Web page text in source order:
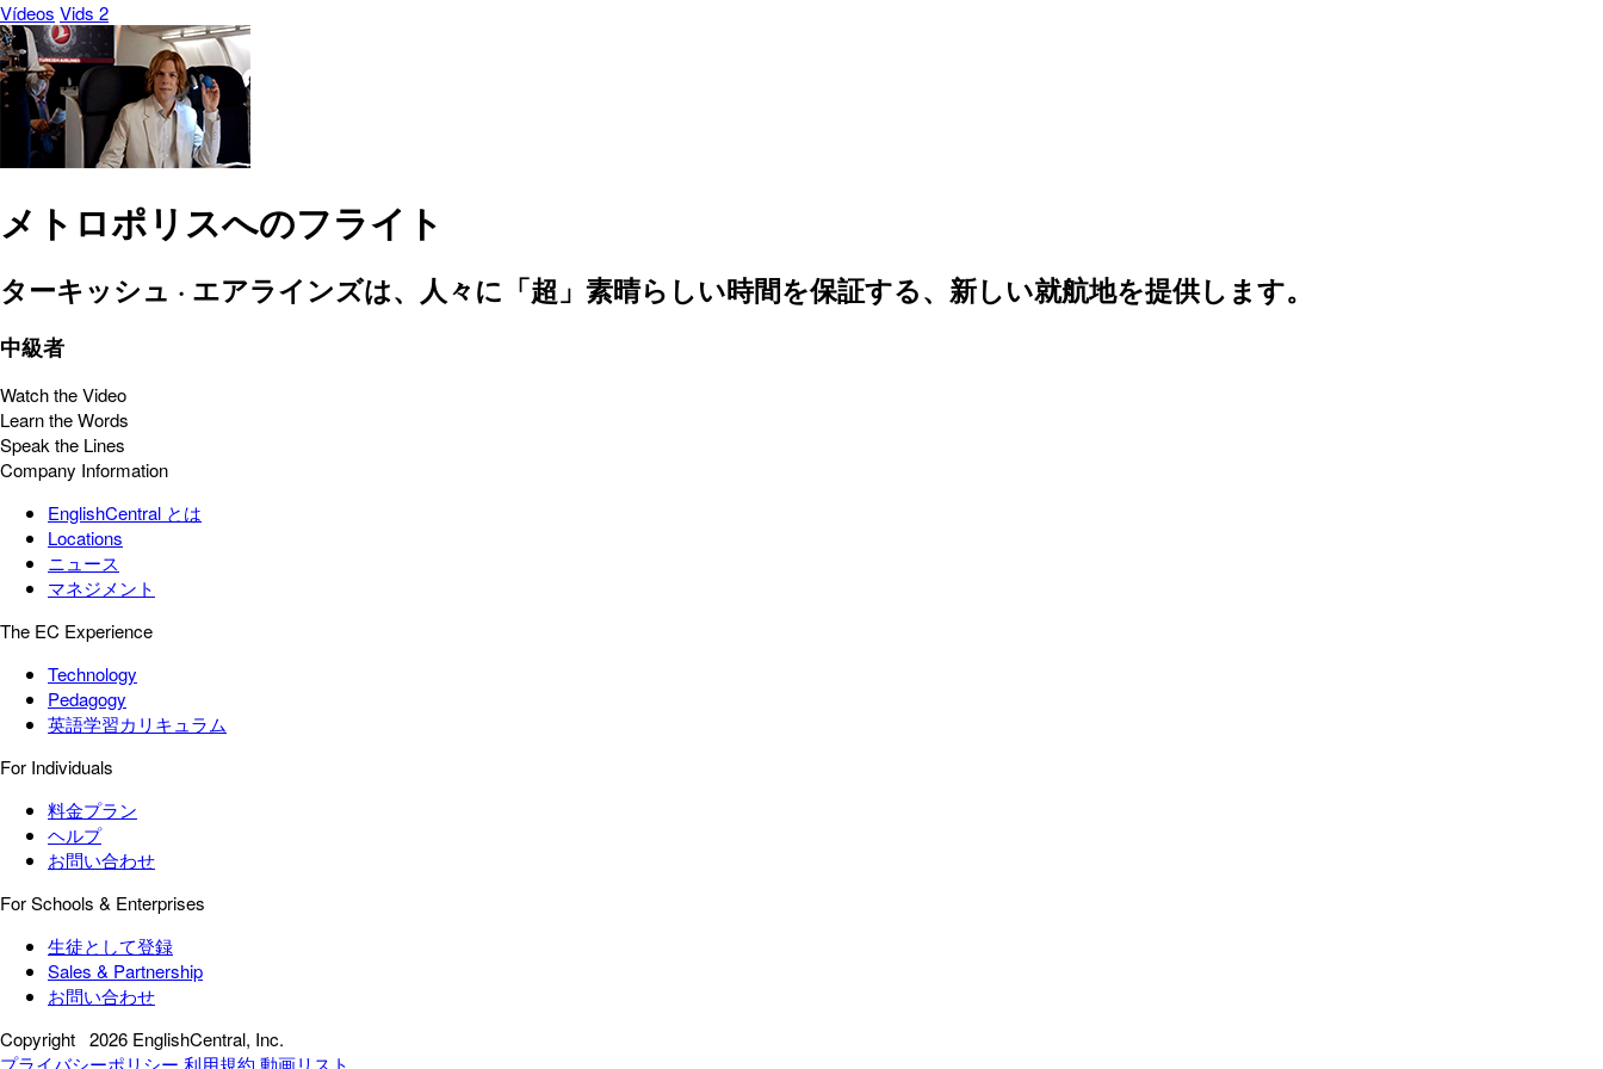
Vídeos Vids 2
メトロポリスへのフライト
ターキッシュ · エアラインズは、人々に「超」素晴らしい時間を保証する、新しい就航地を提供します。
中級者
Watch the Video
Learn the Words
Speak the Lines
Company Information
EnglishCentral とは
Locations
ニュース
マネジメント
The EC Experience
Technology
Pedagogy
英語学習カリキュラム
For Individuals
料金プラン
ヘルプ
お問い合わせ
For Schools & Enterprises
生徒として登録
Sales & Partnership
お問い合わせ
Copyright 2026 EnglishCentral, Inc.